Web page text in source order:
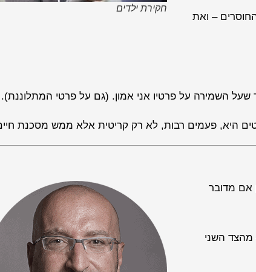
חקירת ילדים
– ואת
שעל השמירה על פרטיו אני אמון. (גם על פרטי המתלוננת).
היא, פעמים רבות, לא רק קריטית אלא ממש מסכנת
אם מדובר
השני